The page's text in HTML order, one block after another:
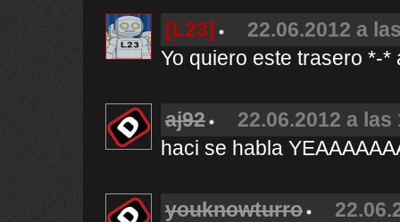
[L23]
22.06.2012 a
Yo quiero este trasero *-*
aj92
22.06.2012 a las
haci se habla
youknowturro